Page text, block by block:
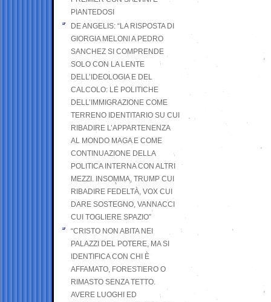
PIANTEDOSI
DE ANGELIS: “LA RISPOSTA DI
GIORGIA MELONI A PEDRO
SANCHEZ SI COMPRENDE
SOLO CON LA LENTE
DELL’IDEOLOGIA E DEL
CALCOLO: LE POLITICHE
DELL’IMMIGRAZIONE COME
TERRENO IDENTITARIO SU CUI
RIBADIRE L’APPARTENENZA
AL MONDO MAGA E COME
CONTINUAZIONE DELLA
POLITICA INTERNA CON ALTRI
MEZZI. INSOMMA, TRUMP CUI
RIBADIRE FEDELTÀ, VOX CUI
DARE SOSTEGNO, VANNACCI
CUI TOGLIERE SPAZIO”
“CRISTO NON ABITA NEI
PALAZZI DEL POTERE, MA SI
IDENTIFICA CON CHI È
AFFAMATO, FORESTIERO O
RIMASTO SENZA TETTO.
AVERE LUOGHI ED